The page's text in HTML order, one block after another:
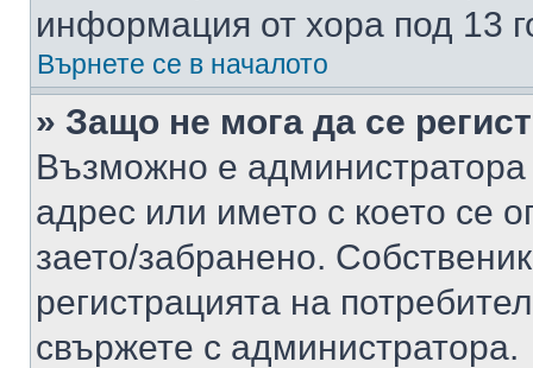
информация от хора под 13
Върнете се в началото
» Защо не мога да се
Възможно е
адрес или името с което се
заето/забранено.
регистрацията на
свържете с администратора.